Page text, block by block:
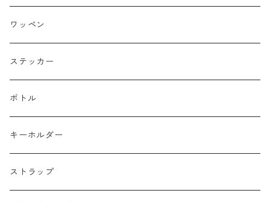
Bike Friday
BOGEWORKS
Burrito House Original
CAMELCHOPS
Dripper cycle
トップチューブバッグ
フォークバッグ
ステムバッグ
フレームバッグ
ドリンクバッグ
トートバッグ
サコッシュ
ポーチ・財布
バックパック
ワッペン
ステッカー
ボトル
キーホルダー
ストラップ